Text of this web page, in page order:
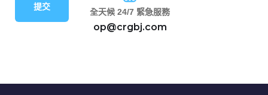
提交 全天候 24/7 緊急服務
op@crgbj.com